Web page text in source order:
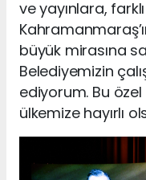
ve yayınlara,
büyük mirasına
Belediyemizin
ediyorum. Bu
ülkemize hayırlı